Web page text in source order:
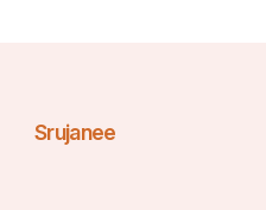
Srujanee